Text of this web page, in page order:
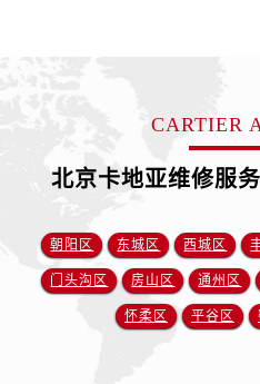
CARTIER
北京卡地亚维修服
朝阳区 东城区 西城区
门头沟区 房山区 通州区
怀柔区 平谷区